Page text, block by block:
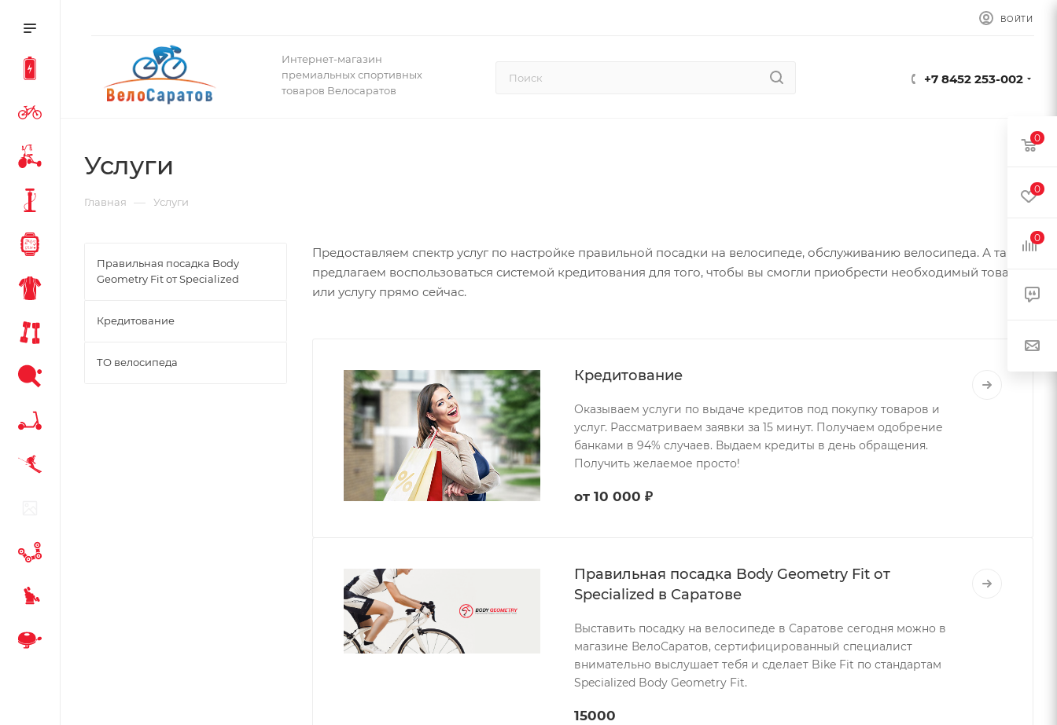
ВОЙТИ
Интернет-магазин
премиальных спортивных
товаров Велосаратов
+7 8452 253-002
Услуги
Главная — Услуги
Предоставляем спектр услуг по настройке правильной посадки на велосипеде, обслуживанию велосипеда. А также
предлагаем воспользоваться системой кредитования для того, чтобы вы смогли приобрести необходимый товар
или услугу прямо сейчас.
Кредитование
Оказываем услуги по выдаче кредитов под покупку товаров и
услуг. Рассматриваем заявки за 15 минут. Получаем одобрение
банками в 94% случаев. Выдаем кредиты в день обращения.
Получить желаемое просто!
от 10 000 ₽
Правильная посадка Body Geometry Fit от
Specialized в Саратове
Выставить посадку на велосипеде в Саратове сегодня можно в
магазине ВелоСаратов, сертифицированный специалист
внимательно выслушает тебя и сделает Bike Fit по стандартам
Specialized Body Geometry Fit.
15000
Правильная посадка Body
Geometry Fit от Specialized
Кредитование
ТО велосипеда
0
0
0